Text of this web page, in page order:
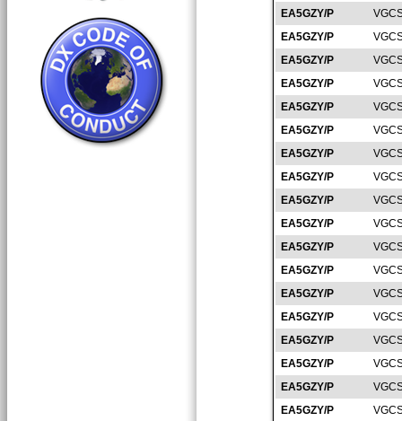
EA5GZY/P
EA5GZY/P
EA5GZY/P
EA5GZY/P
EA5GZY/P
EA5GZY/P
EA5GZY/P
EA5GZY/P
EA5GZY/P
EA5GZY/P
EA5GZY/P
EA5GZY/P
EA5GZY/P
EA5GZY/P
EA5GZY/P
EA5GZY/P
EA5GZY/P
EA5GZY/P